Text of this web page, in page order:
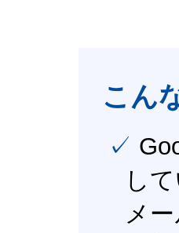
こん
✓ Google Workspace（旧G Suite） を社内で導入
し
メ